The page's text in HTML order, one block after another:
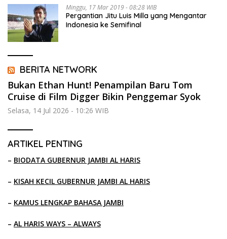
Minggu, 17 Mar 2019 - 08:28 WIB
Pergantian Jitu Luis Milla yang Mengantar
Indonesia ke Semifinal
BERITA NETWORK
Bukan Ethan Hunt! Penampilan Baru Tom
Cruise di Film Digger Bikin Penggemar Syok
Selasa, 14 Jul 2026 - 10:26 WIB
ARTIKEL PENTING
– BIODATA GUBERNUR JAMBI AL HARIS
– KISAH KECIL GUBERNUR JAMBI AL HARIS
– KAMUS LENGKAP BAHASA JAMBI
– AL HARIS WAYS – ALWAYS